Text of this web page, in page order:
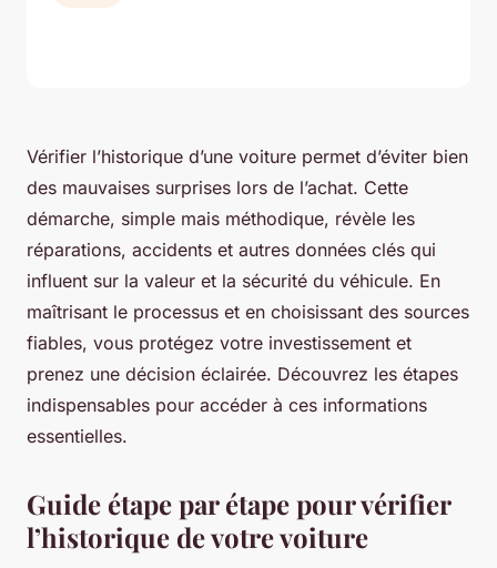
Vérifier l’historique d’une voiture permet d’éviter bien
des mauvaises surprises lors de l’achat. Cette
démarche, simple mais méthodique, révèle les
réparations, accidents et autres données clés qui
influent sur la valeur et la sécurité du véhicule. En
maîtrisant le processus et en choisissant des sources
fiables, vous protégez votre investissement et
prenez une décision éclairée. Découvrez les étapes
indispensables pour accéder à ces informations
essentielles.
Guide étape par étape pour vérifier
l’historique de votre voiture